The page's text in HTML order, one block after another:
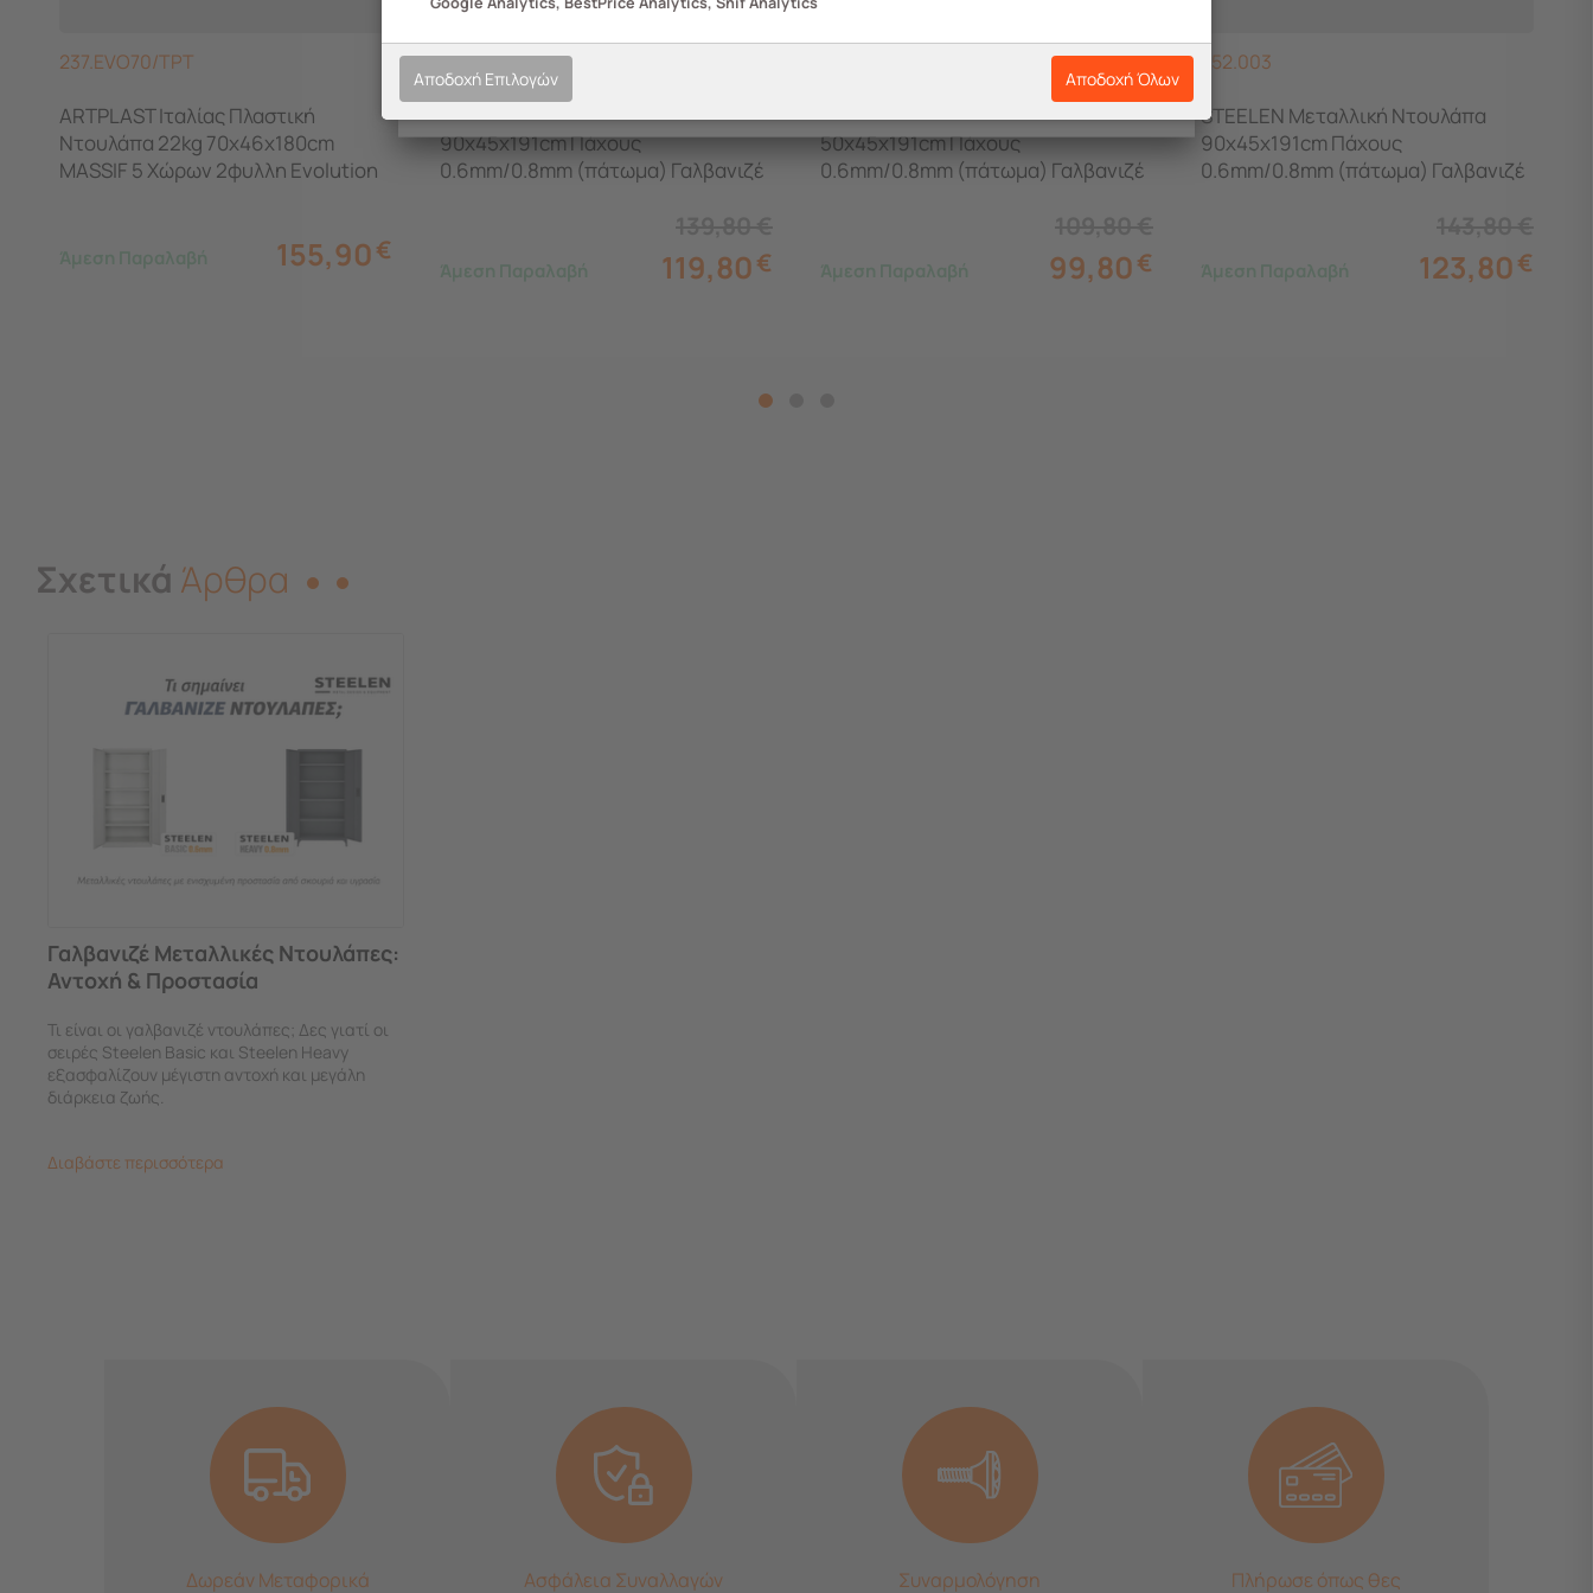
237.EVO70/TPT
ARTPLAST Ιταλίας Πλαστική
Ντουλάπα 22kg 70x46x180cm
MASSIF 5 Χώρων 2φυλλη Evolution
Άμεση Παραλαβή 155,90€
452.001
STEELEN Μεταλλική Ντουλάπα
90x45x191cm Πάχους
0.6mm/0.8mm (πάτωμα) Γαλβανιζέ
Άμεση Παραλαβή 119,80€
STEELEN Μεταλλική Ντουλάπα
50x45x191cm Πάχους
0.6mm/0.8mm (πάτωμα) Γαλβανιζέ
Άμεση Παραλαβή 99,80€
452.003
STEELEN Μεταλλική Ντουλάπα
90x45x191cm Πάχους
0.6mm/0.8mm (πάτωμα) Γαλβανιζέ
Άμεση Παραλαβή 123,80€
Σχετικά Άρθρα
Γαλβανιζέ Μεταλλικές Ντουλάπες:
Αντοχή & Προστασία
Τι είναι οι γαλβανιζέ ντουλάπες; Δες γιατί οι
σειρές Steelen Basic και Steelen Heavy
εξασφαλίζουν μέγιστη αντοχή και μεγάλη
διάρκεια ζωής.
Διαβάστε περισσότερα
Δωρεάν Μεταφορικά Ασφάλεια Συναλλαγών Συναρμολόγηση Πλήρωσε όπως θες
Αποδοχή Επιλογών Αποδοχή Όλων